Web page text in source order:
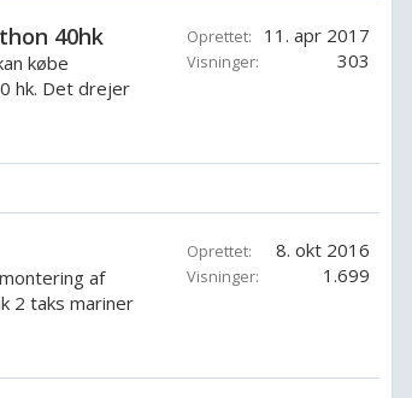
40hk
købe
hk. Det drejer
Oprettet: 11. apr 2017
Visninger: 303
af
2 taks mariner
Oprettet: 8. okt 2016
Visninger: 1.699